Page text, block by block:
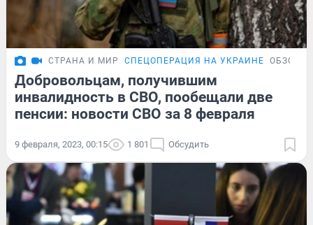
СТРАНА И МИР СПЕЦОПЕРАЦИЯ НА УКРАИНЕ ОБЗОР
Добровольцам, получившим
инвалидность в СВО, пообещали две
пенсии: новости СВО за 8 февраля
9 февраля, 2023, 00:15 1 801 Обсудить